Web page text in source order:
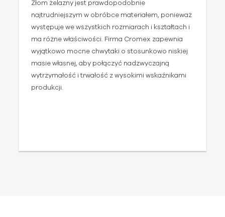
Złom żelazny jest prawdopodobnie
najtrudniejszym w obróbce materiałem, ponieważ
występuje we wszystkich rozmiarach i kształtach i
ma różne właściwości. Firma Cromex zapewnia
wyjątkowo mocne chwytaki o stosunkowo niskiej
masie własnej, aby połączyć nadzwyczajną
wytrzymałość i trwałość z wysokimi wskaźnikami
produkcji.